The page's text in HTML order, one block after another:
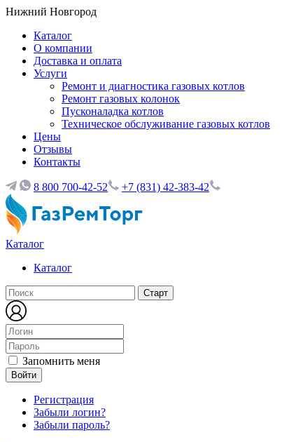
Нижний Новгород
Каталог
О компании
Доставка и оплата
Услуги
Ремонт и диагностика газовых котлов
Ремонт газовых колонок
Пусконаладка котлов
Техническое обслуживание газовых котлов
Цены
Отзывы
Контакты
8 800 700-42-52 +7 (831) 42-383-42
Каталог
Каталог
Запомнить меня
Войти
Регистрация
Забыли логин?
Забыли пароль?